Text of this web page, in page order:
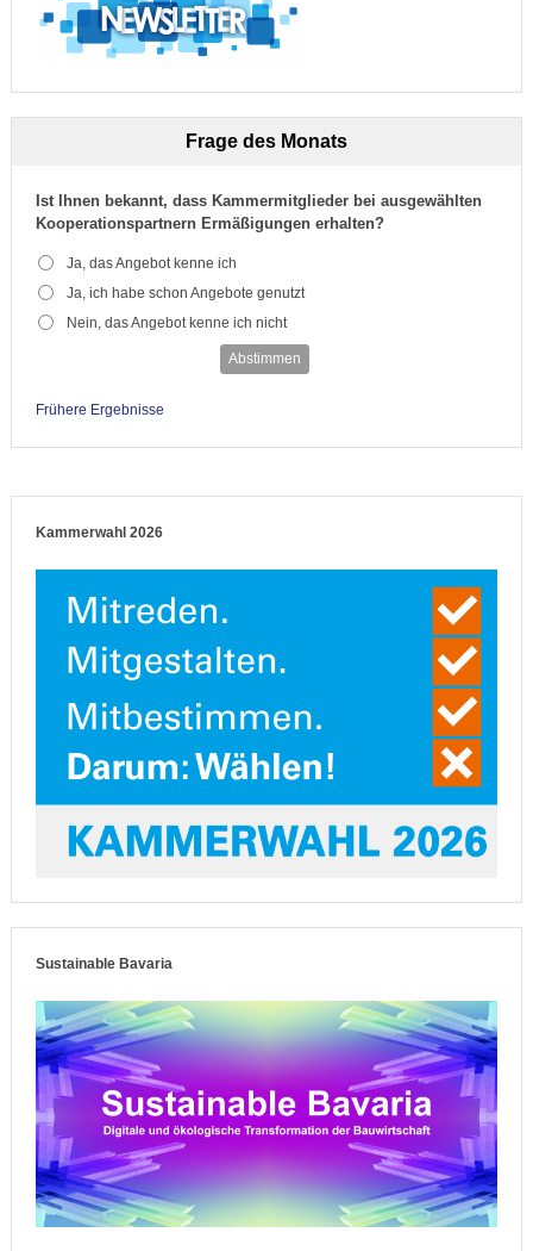
Frage des Monats
Ist Ihnen bekannt, dass Kammermitglieder bei ausgewählten
Kooperationspartnern Ermäßigungen erhalten?
Ja, das Angebot kenne ich
Ja, ich habe schon Angebote genutzt
Nein, das Angebot kenne ich nicht
Abstimmen
Frühere Ergebnisse
Kammerwahl 2026
Sustainable Bavaria